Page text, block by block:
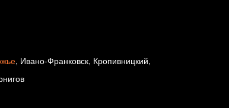
, Ивано-Франковск, Кропивницкий,